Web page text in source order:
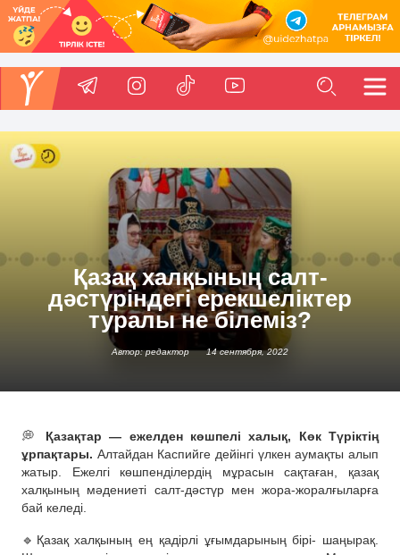
Қазақ халқының салт-
дәстүріндегі ерекшеліктер
туралы не білеміз?
Автор: редактор 14 сентября, 2022
💭 Қазақтар — ежелден көшпелі халық, Көк Түріктің
ұрпақтары. Алтайдан Каспийге дейінгі үлкен аумақты алып
жатыр. Ежелгі көшпенділердің мұрасын сақтаған, қазақ
халқының мәдениеті салт-дәстүр мен жора-жоралғыларға
бай келеді.
🔹Қазақ халқының ең қадірлі ұғымдарының бірі- шаңырақ.